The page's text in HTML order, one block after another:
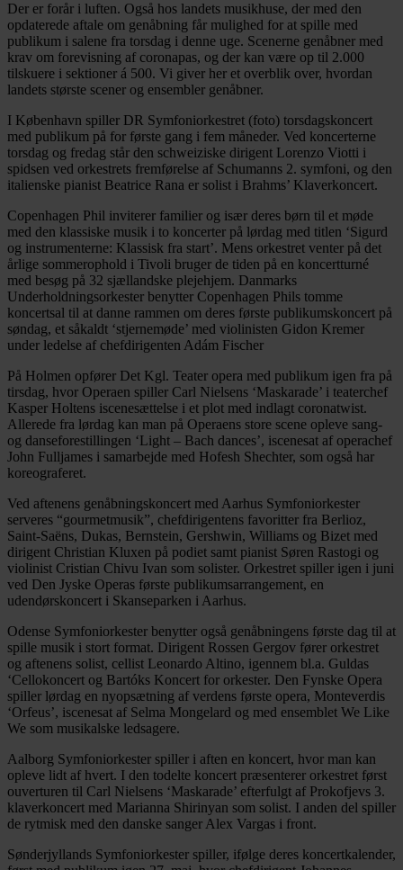
Der er forår i luften. Også hos landets musikhuse, der med den
opdaterede aftale om genåbning får mulighed for at spille med
publikum i salene fra torsdag i denne uge. Scenerne genåbner med
krav om forevisning af coronapas, og der kan være op til 2.000
tilskuere i sektioner á 500. Vi giver her et overblik over, hvordan
landets største scener og ensembler genåbner.
I København spiller DR Symfoniorkestret (foto) torsdagskoncert
med publikum på for første gang i fem måneder. Ved koncerterne
torsdag og fredag står den schweiziske dirigent Lorenzo Viotti i
spidsen ved orkestrets fremførelse af Schumanns 2. symfoni, og den
italienske pianist Beatrice Rana er solist i Brahms’ Klaverkoncert.
Copenhagen Phil inviterer familier og især deres børn til et møde
med den klassiske musik i to koncerter på lørdag med titlen ‘Sigurd
og instrumenterne: Klassisk fra start’. Mens orkestret venter på det
årlige sommerophold i Tivoli bruger de tiden på en koncertturné
med besøg på 32 sjællandske plejehjem. Danmarks
Underholdningsorkester benytter Copenhagen Phils tomme
koncertsal til at danne rammen om deres første publikumskoncert på
søndag, et såkaldt ‘stjernemøde’ med violinisten Gidon Kremer
under ledelse af chefdirigenten Adám Fischer
På Holmen opfører Det Kgl. Teater opera med publikum igen fra på
tirsdag, hvor Operaen spiller Carl Nielsens ‘Maskarade’ i teaterchef
Kasper Holtens iscenesættelse i et plot med indlagt coronatwist.
Allerede fra lørdag kan man på Operaens store scene opleve sang-
og danseforestillingen ‘Light – Bach dances’, iscenesat af operachef
John Fulljames i samarbejde med Hofesh Shechter, som også har
koreograferet.
Ved aftenens genåbningskoncert med Aarhus Symfoniorkester
serveres “gourmetmusik”, chefdirigentens favoritter fra Berlioz,
Saint-Saëns, Dukas, Bernstein, Gershwin, Williams og Bizet med
dirigent Christian Kluxen på podiet samt pianist Søren Rastogi og
violinist Cristian Chivu Ivan som solister. Orkestret spiller igen i juni
ved Den Jyske Operas første publikumsarrangement, en
udendørskoncert i Skanseparken i Aarhus.
Odense Symfoniorkester benytter også genåbningens første dag til at
spille musik i stort format. Dirigent Rossen Gergov fører orkestret
og aftenens solist, cellist Leonardo Altino, igennem bl.a. Guldas
‘Cellokoncert og Bartóks Koncert for orkester. Den Fynske Opera
spiller lørdag en nyopsætning af verdens første opera, Monteverdis
‘Orfeus’, iscenesat af Selma Mongelard og med ensemblet We Like
We som musikalske ledsagere.
Aalborg Symfoniorkester spiller i aften en koncert, hvor man kan
opleve lidt af hvert. I den todelte koncert præsenterer orkestret først
ouverturen til Carl Nielsens ‘Maskarade’ efterfulgt af Prokofjevs 3.
klaverkoncert med Marianna Shirinyan som solist. I anden del spiller
de rytmisk med den danske sanger Alex Vargas i front.
Sønderjyllands Symfoniorkester spiller, ifølge deres koncertkalender,